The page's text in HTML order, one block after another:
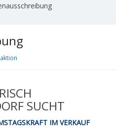
SUCHT
IM VERKAUF